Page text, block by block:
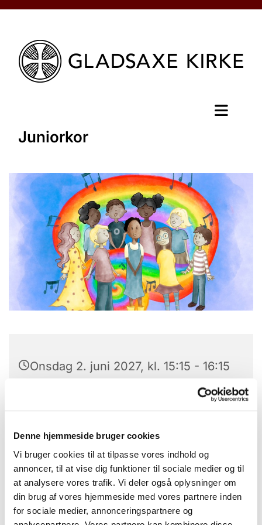
Denne hjemmeside bruger cookies
Vi bruger cookies til at tilpasse vores indhold og
annoncer, til at vise dig funktioner til sociale medier og til
at analysere vores trafik. Vi deler også oplysninger om
din brug af vores hjemmeside med vores partnere inden
for sociale medier, annonceringspartnere og
Juniorkor
Onsdag 2. juni 2027, kl. 15:15 - 16:15
Laden, Provst Bentzons Vej 1, 2860
Søborg
Juniorkor for alle børn fra 3. klasse og opefter,